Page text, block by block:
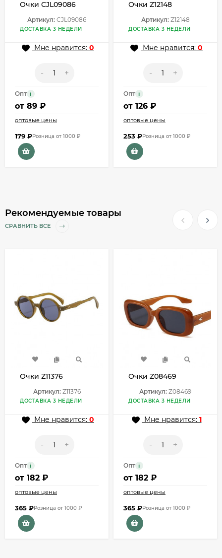
Очки CJL09086
Артикул: CJL09086
ДОСТАВКА 3 НЕДЕЛИ
Мне нравится: 0
- +
Опт i
от 89 ₽
оптовые цены
179 ₽Розница от 1000 ₽
Очки Z12148
Артикул:Z12148
ДОСТАВКА 3 НЕДЕЛИ
Мне нравится: 0
- +
Опт i
от 126 ₽
оптовые цены
253 ₽Розница от 1000 ₽
Рекомендуемые товары
СРАВНИТЬ ВСЕ
Очки Z11376
Артикул:Z11376
ДОСТАВКА 3 НЕДЕЛИ
Мне нравится: 0
- +
Опт i
от 182 ₽
оптовые цены
365 ₽Розница от 1000 ₽
Очки Z08469
Артикул: Z08469
ДОСТАВКА 3 НЕДЕЛИ
Мне нравится: 1
- +
Опт i
от 182 ₽
оптовые цены
365 ₽Розница от 1000 ₽